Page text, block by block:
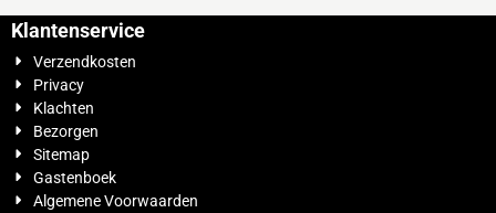
Klantenservice
Verzendkosten
Privacy
Klachten
Bezorgen
Sitemap
Gastenboek
Algemene Voorwaarden